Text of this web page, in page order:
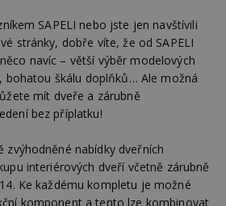
SAPELI nebo jste jen navštívili
stránky, dobře víte, že od SAPELI
navíc – větší výběr modelových
bohatou škálu doplňků… Ale možná
mít dveře a zárubně
bez příplatku!
zvýhodněné nabídky dveřních
interiérových dveří včetně zárubně
Ke každému kompletu je možné
komponent a tento lze kombinovat